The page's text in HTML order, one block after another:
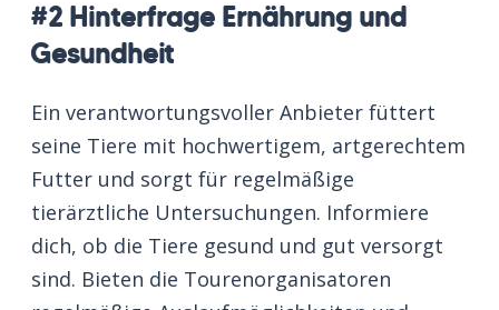
#2 Hinterfrage Ernährung und
Gesundheit
Ein verantwortungsvoller Anbieter füttert
seine Tiere mit hochwertigem, artgerechtem
Futter und sorgt für regelmäßige
tierärztliche Untersuchungen. Informiere
dich, ob die Tiere gesund und gut versorgt
sind. Bieten die Tourenorganisatoren